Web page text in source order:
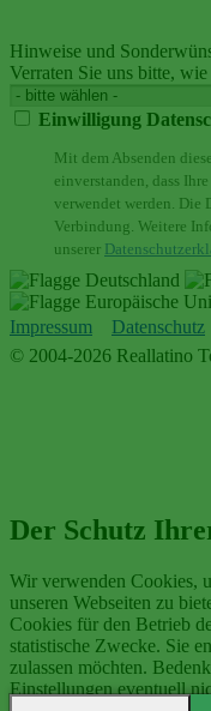
Hinweise und
Verraten Sie uns bitte,
Einwilligung
Mit dem Absenden
einverstanden, dass
verwendet werden. Die
Verbindung. Weitere
unserer
Impressum Datenschutz
© 2004-2026 Reallatino
Der Schutz
Wir verwenden Cookies,
unseren Webseiten zu
Cookies für den Betrieb
statistische Zwecke. Sie
zulassen möchten.
Einstellungen eventuell